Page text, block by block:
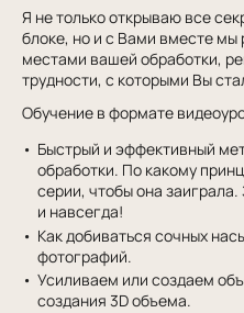
Я не только открываю все
блоке, но и с Вами вместе
местами вашей обработки,
трудности, с которыми Вы
Обучение в формате
Быстрый и эффективный
обработки. По какому
серии, чтобы она
и навсегда!
Как добиваться сочных
фотографий.
Усиливаем или создаем
создания 3D объема.